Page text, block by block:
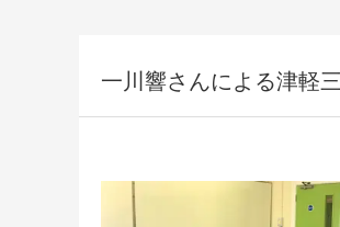
一川響さんによる津軽